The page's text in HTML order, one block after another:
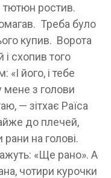
ростив.
Треба було
купив. Ворота
і схопив того
його, і тебе
мене з голови
— зітхає Раїса
до плечей,
на голові.
«Ще рано». А
чотири курочки